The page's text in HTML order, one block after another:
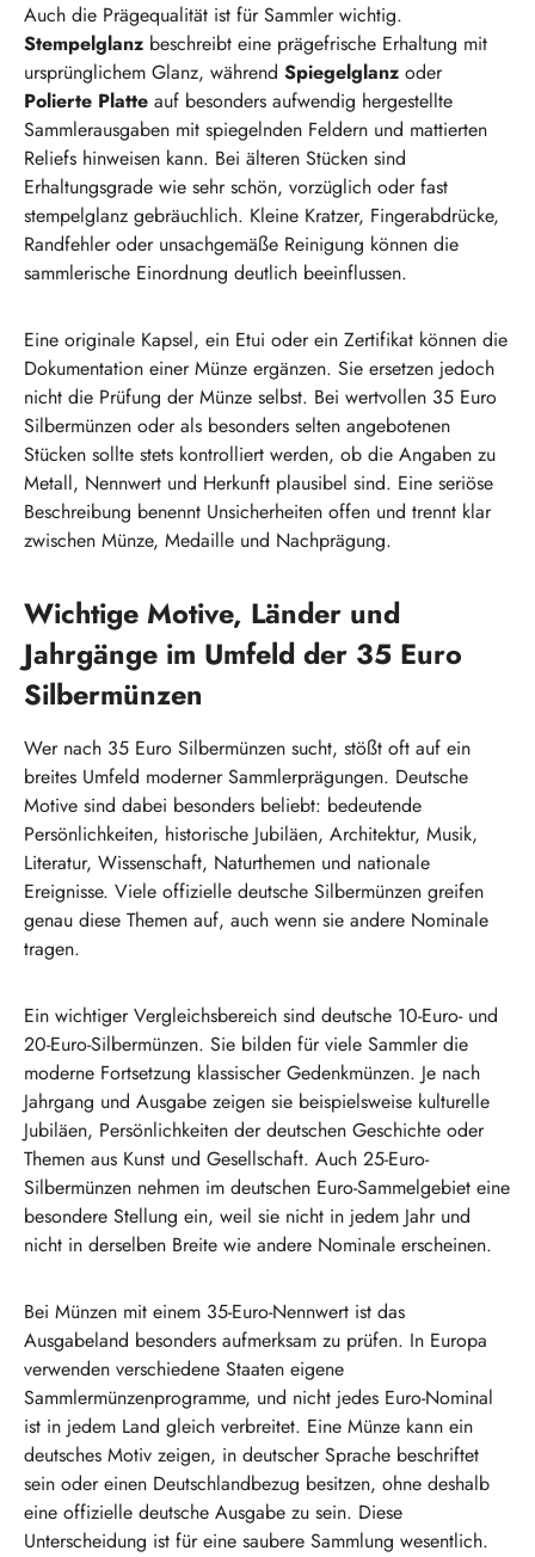
Auch die Prägequalität ist für Sammler wichtig.
Stempelglanz beschreibt eine prägefrische Erhaltung mit
ursprünglichem Glanz, während Spiegelglanz oder
Polierte Platte auf besonders aufwendig hergestellte
Sammlerausgaben mit spiegelnden Feldern und mattierten
Reliefs hinweisen kann. Bei älteren Stücken sind
Erhaltungsgrade wie sehr schön, vorzüglich oder fast
stempelglanz gebräuchlich. Kleine Kratzer, Fingerabdrücke,
Randfehler oder unsachgemäße Reinigung können die
sammlerische Einordnung deutlich beeinflussen.
Eine originale Kapsel, ein Etui oder ein Zertifikat können die
Dokumentation einer Münze ergänzen. Sie ersetzen jedoch
nicht die Prüfung der Münze selbst. Bei wertvollen 35 Euro
Silbermünzen oder als besonders selten angebotenen
Stücken sollte stets kontrolliert werden, ob die Angaben zu
Metall, Nennwert und Herkunft plausibel sind. Eine seriöse
Beschreibung benennt Unsicherheiten offen und trennt klar
zwischen Münze, Medaille und Nachprägung.
Wichtige Motive, Länder und
Jahrgänge im Umfeld der 35 Euro
Silbermünzen
Wer nach 35 Euro Silbermünzen sucht, stößt oft auf ein
breites Umfeld moderner Sammlerprägungen. Deutsche
Motive sind dabei besonders beliebt: bedeutende
Persönlichkeiten, historische Jubiläen, Architektur, Musik,
Literatur, Wissenschaft, Naturthemen und nationale
Ereignisse. Viele offizielle deutsche Silbermünzen greifen
genau diese Themen auf, auch wenn sie andere Nominale
tragen.
Ein wichtiger Vergleichsbereich sind deutsche 10-Euro- und
20-Euro-Silbermünzen. Sie bilden für viele Sammler die
moderne Fortsetzung klassischer Gedenkmünzen. Je nach
Jahrgang und Ausgabe zeigen sie beispielsweise kulturelle
Jubiläen, Persönlichkeiten der deutschen Geschichte oder
Themen aus Kunst und Gesellschaft. Auch 25-Euro-
Silbermünzen nehmen im deutschen Euro-Sammelgebiet eine
besondere Stellung ein, weil sie nicht in jedem Jahr und
nicht in derselben Breite wie andere Nominale erscheinen.
Bei Münzen mit einem 35-Euro-Nennwert ist das
Ausgabeland besonders aufmerksam zu prüfen. In Europa
verwenden verschiedene Staaten eigene
Sammlermünzenprogramme, und nicht jedes Euro-Nominal
ist in jedem Land gleich verbreitet. Eine Münze kann ein
deutsches Motiv zeigen, in deutscher Sprache beschriftet
sein oder einen Deutschlandbezug besitzen, ohne deshalb
eine offizielle deutsche Ausgabe zu sein. Diese
Unterscheidung ist für eine saubere Sammlung wesentlich.